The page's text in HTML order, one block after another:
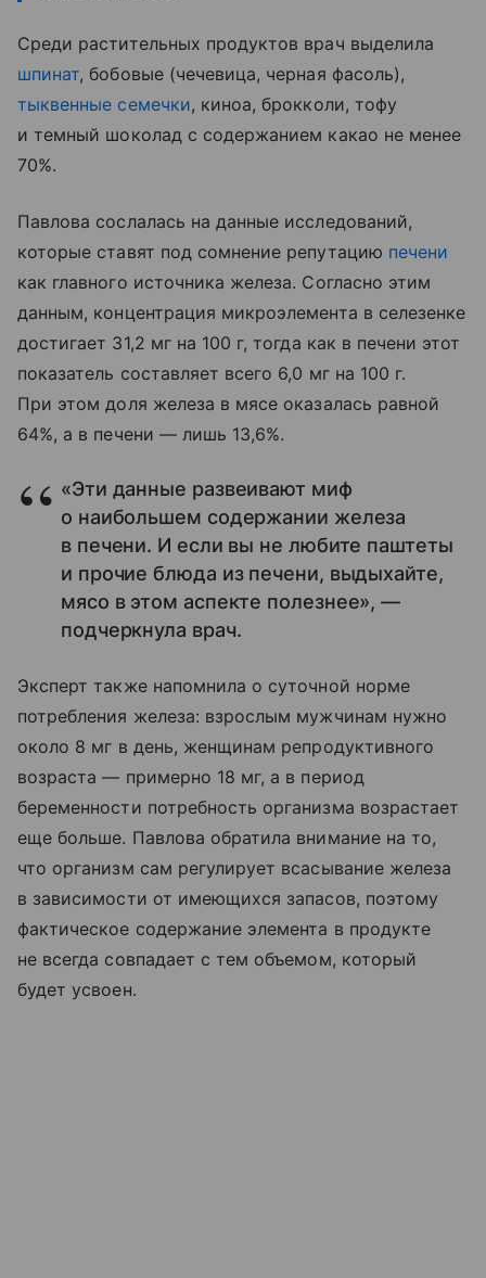
Среди растительных продуктов врач выделила
шпинат, бобовые (чечевица, черная фасоль),
тыквенные семечки, киноа, брокколи, тофу
и темный шоколад с содержанием какао не менее
70%.
Павлова сослалась на данные исследований,
которые ставят под сомнение репутацию печени
как главного источника железа. Согласно этим
данным, концентрация микроэлемента в селезенке
достигает 31,2 мг на 100 г, тогда как в печени этот
показатель составляет всего 6,0 мг на 100 г.
При этом доля железа в мясе оказалась равной
64%, а в печени — лишь 13,6%.
«Эти данные развеивают миф
о наибольшем содержании железа
в печени. И если вы не любите паштеты
и прочие блюда из печени, выдыхайте,
мясо в этом аспекте полезнее», —
подчеркнула врач.
Эксперт также напомнила о суточной норме
потребления железа: взрослым мужчинам нужно
около 8 мг в день, женщинам репродуктивного
возраста — примерно 18 мг, а в период
беременности потребность организма возрастает
еще больше. Павлова обратила внимание на то,
что организм сам регулирует всасывание железа
в зависимости от имеющихся запасов, поэтому
фактическое содержание элемента в продукте
не всегда совпадает с тем объемом, который
будет усвоен.